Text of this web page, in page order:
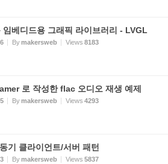
임베디드용 그래픽 라이브러리 - LVGL
Bymakersweb Views 8183
로 작성한 flac 오디오 재생 예제
Bymakersweb Views 4293
기 클라이언트/서버 패턴
Bymakersweb Views 5837